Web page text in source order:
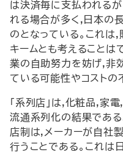
は決済毎に支払われる
れる場合が多く,日本の
のとなっている。これは,
キームとも考えること
業の自助努力を妨げ,非
ている可能性やコストの
「系列店」は,化粧品,家
流通系列化の結果である
店制は,メーカーが自社
行うことである。これは